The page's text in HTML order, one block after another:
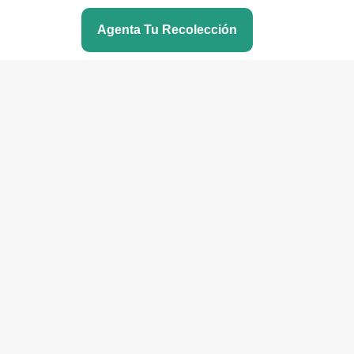
Agenta Tu Recolección